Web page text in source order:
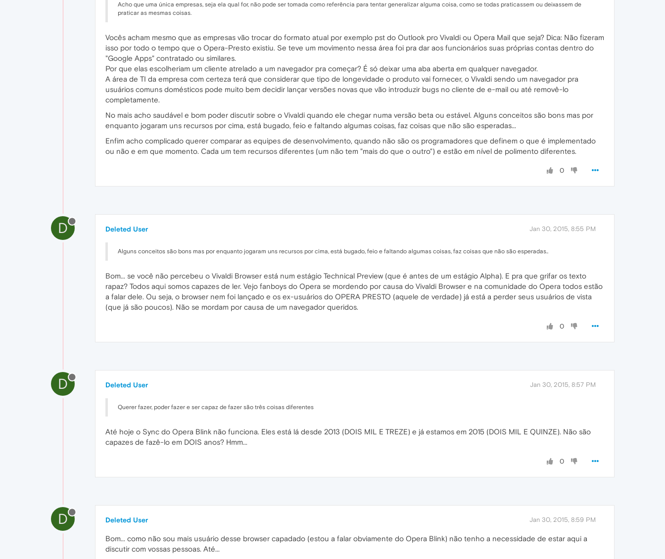
Acho que uma única empresas, seja ela qual for, não pode ser tomada como referência para tentar generalizar alguma coisa, como se todas praticassem ou deixassem de
praticar as mesmas coisas.
Vocês acham mesmo que as empresas vão trocar do formato atual por exemplo pst do Outlook pro Vivaldi ou Opera Mail que seja? Dica: Não fizeram
isso por todo o tempo que o Opera-Presto existiu. Se teve um movimento nessa área foi pra dar aos funcionários suas próprias contas dentro do
"Google Apps" contratado ou similares.
Por que elas escolheriam um cliente atrelado a um navegador pra começar? É só deixar uma aba aberta em qualquer navegador.
A área de TI da empresa com certeza terá que considerar que tipo de longevidade o produto vai fornecer, o Vivaldi sendo um navegador pra
usuários comuns domésticos pode muito bem decidir lançar versões novas que vão introduzir bugs no cliente de e-mail ou até removê-lo
completamente.
No mais acho saudável e bom poder discutir sobre o Vivaldi quando ele chegar numa versão beta ou estável. Alguns conceitos são bons mas por
enquanto jogaram uns recursos por cima, está bugado, feio e faltando algumas coisas, faz coisas que não são esperadas...
Enfim acho complicado querer comparar as equipes de desenvolvimento, quando não são os programadores que definem o que é implementado
ou não e em que momento. Cada um tem recursos diferentes (um não tem "mais do que o outro") e estão em nível de polimento diferentes.
0
D Deleted User Jan 30, 2015, 8:55 PM
Alguns conceitos são bons mas por enquanto jogaram uns recursos por cima, está bugado, feio e faltando algumas coisas, faz coisas que não são esperadas..
Bom... se você não percebeu o Vivaldi Browser está num estágio Technical Preview (que é antes de um estágio Alpha). E pra que grifar os texto
rapaz? Todos aqui somos capazes de ler. Vejo fanboys do Opera se mordendo por causa do Vivaldi Browser e na comunidade do Opera todos estão
a falar dele. Ou seja, o browser nem foi lançado e os ex-usuários do OPERA PRESTO (aquele de verdade) já está a perder seus usuários de vista
(que já são poucos). Não se mordam por causa de um navegador queridos.
0
D Deleted User Jan 30, 2015, 8:57 PM
Querer fazer, poder fazer e ser capaz de fazer são três coisas diferentes
Até hoje o Sync do Opera Blink não funciona. Eles está lá desde 2013 (DOIS MIL E TREZE) e já estamos em 2015 (DOIS MIL E QUINZE). Não são
capazes de fazê-lo em DOIS anos? Hmm...
0
D Deleted User Jan 30, 2015, 8:59 PM
Bom... como não sou mais usuário desse browser capadado (estou a falar obviamente do Opera Blink) não tenho a necessidade de estar aqui a
discutir com vossas pessoas. Até...